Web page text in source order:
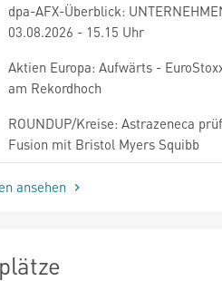
dpa-AFX-Überblick:
03.08.2026 - 15.15 Uhr
Aktien Europa: Aufwärts -
am Rekordhoch
ROUNDUP/Kreise: Astrazeneca
Fusion mit Bristol Myers Squibb
ansehen